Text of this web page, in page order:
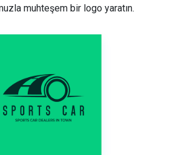
muhteşem bir logo yaratın.